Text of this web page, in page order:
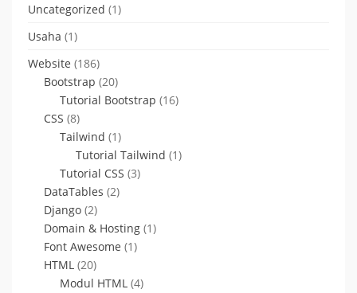
Uncategorized (1)
Usaha (1)
Website (186)
Bootstrap (20)
Tutorial Bootstrap (16)
CSS (8)
Tailwind (1)
Tutorial Tailwind (1)
Tutorial CSS (3)
DataTables (2)
Django (2)
Domain & Hosting (1)
Font Awesome (1)
HTML (20)
Modul HTML (4)